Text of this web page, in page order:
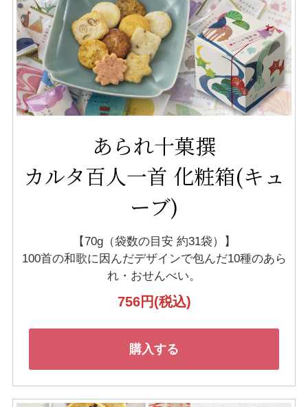
あられ十菓撰
カルタ百人一首 化粧箱(キュ
ーブ)
【70g（袋数の目安 約31袋）】
100首の和歌に因んだデザインで包んだ10種のあら
れ・おせんべい。
756円(税込)
購入する